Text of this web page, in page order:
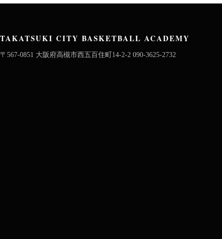
TAKATSUKI CITY BASKETBALL ACADEMY
〒567-0851 大阪府高槻市西五百住町14-2-2 090-3625-2732